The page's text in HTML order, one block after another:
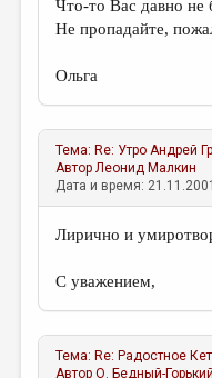
Что-то Вас давно не
Не пропадайте,
Ольга
Тема: Re: Утро Андрей
АвторЛеонид Малкин
Дата и время:
Лирично и
С уважением,
Тема: Re: Радостное
АвторО. Бедный-Горький